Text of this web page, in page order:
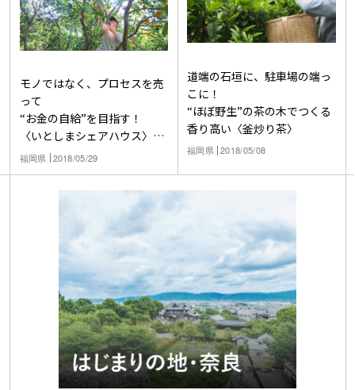
モノではなく、プロセスを売
って
“お金の自給”を目指す！
〈いとしまシェアハウス〉の
仕事のつくり方
福岡県 2018/05/29
道端の石垣に、駐車場の端っ
こに！
“ほぼ野生”の茶の木でつくる
香り高い〈釜炒り茶〉
福岡県 2018/05/08